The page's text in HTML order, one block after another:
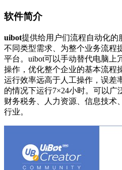
软件简介
uibot提供给用户们流程自动化
不同类型需求、为整个业务流程
平台。uibot可以手动替代电脑上
操作，优化整个企业的基本流程
运行效率远高于人工操作，误差
的情况下运行7×24小时。可以广
财务税务、人力资源、信息技术
行业。